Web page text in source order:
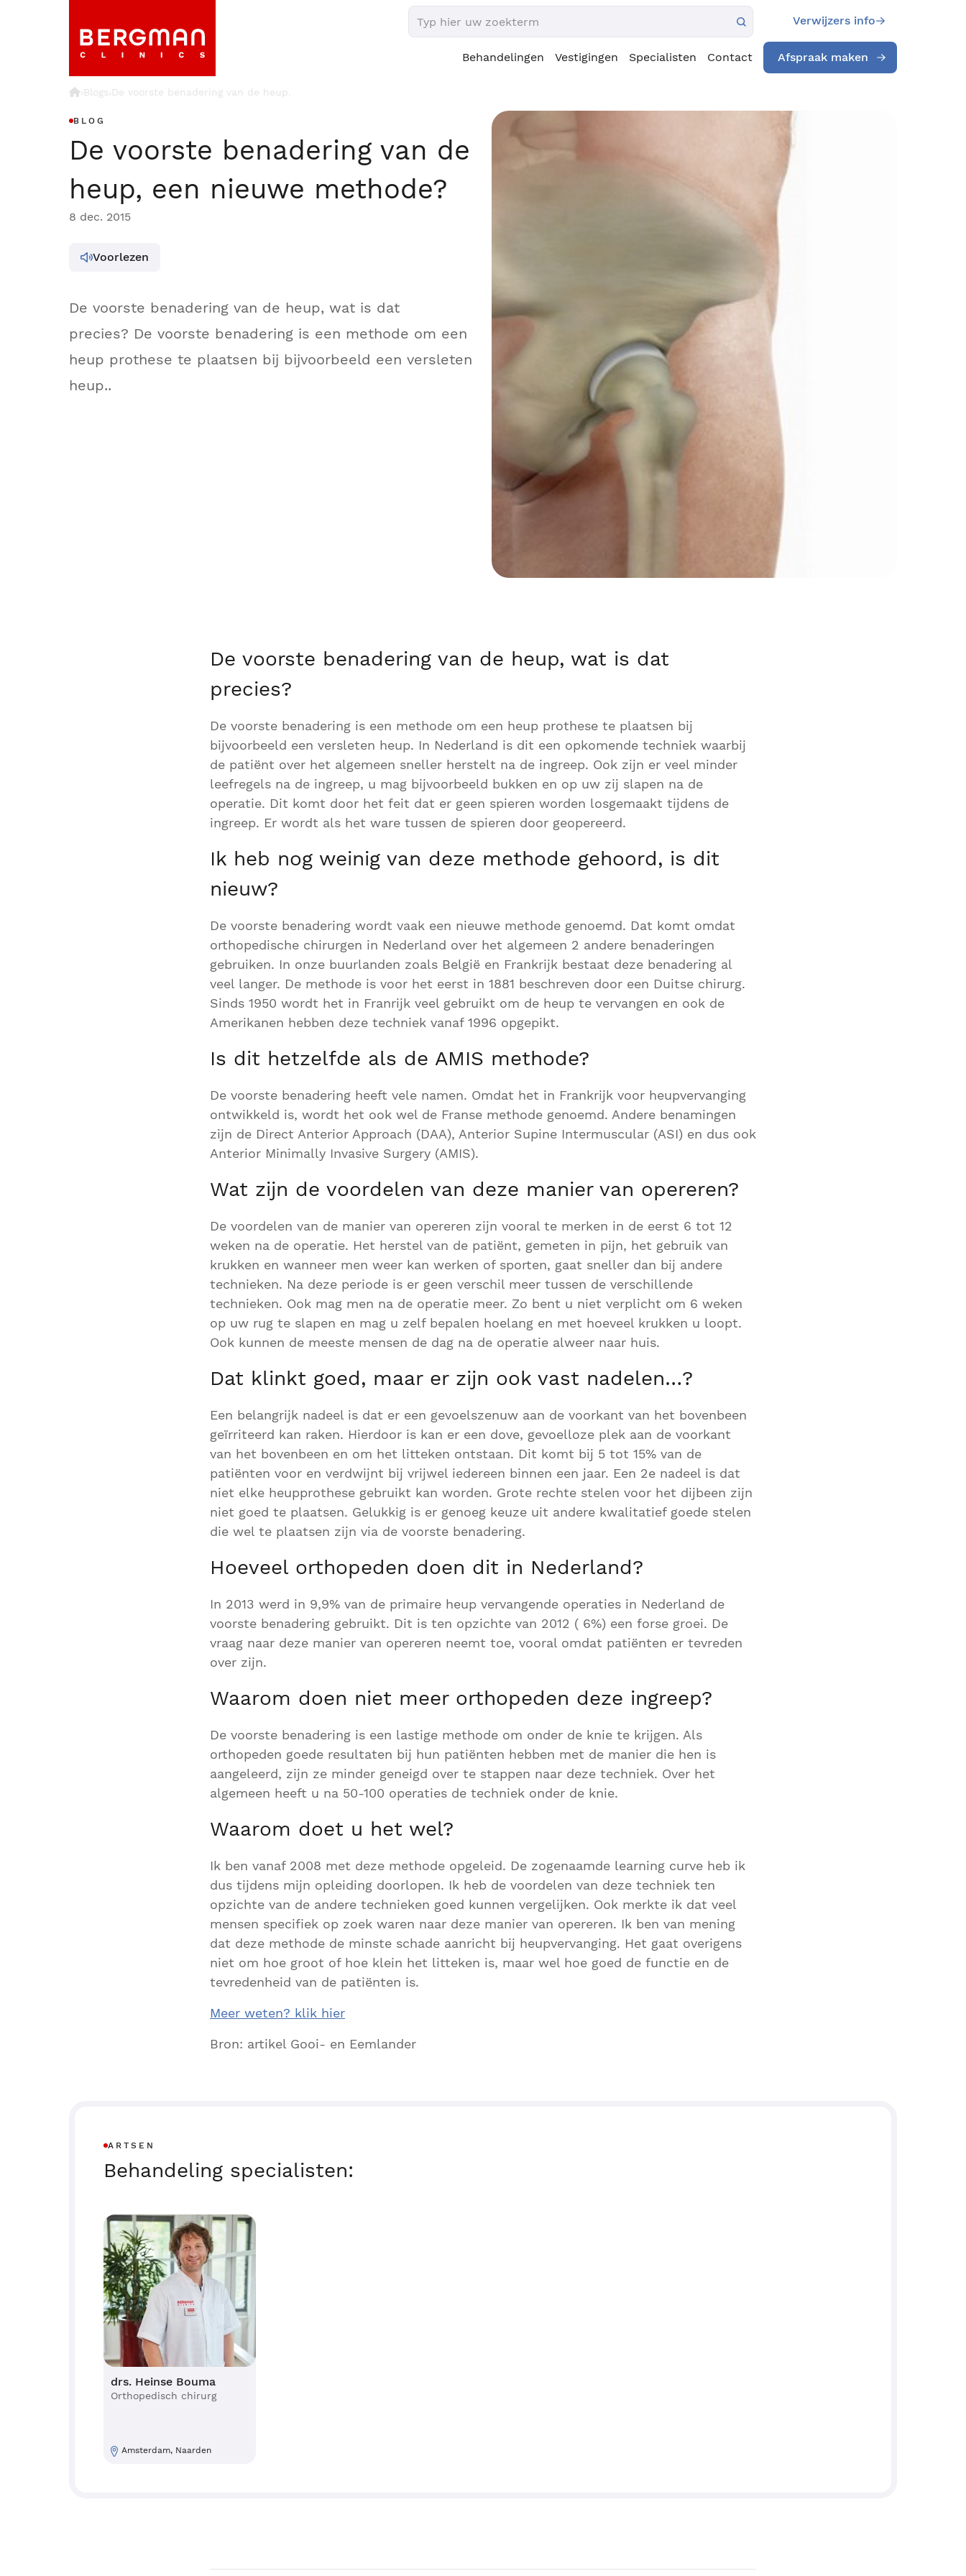
Verwijzers info
Behandelingen Vestigingen Specialisten Contact Afspraak maken
›Blogs›De voorste benadering van de heup.
BLOG
De voorste benadering van de
heup, een nieuwe methode?
8 dec. 2015
Voorlezen
De voorste benadering van de heup, wat is dat
precies? De voorste benadering is een methode om een
heup prothese te plaatsen bij bijvoorbeeld een versleten
heup..
De voorste benadering van de heup, wat is dat
precies?
De voorste benadering is een methode om een heup prothese te plaatsen bij
bijvoorbeeld een versleten heup. In Nederland is dit een opkomende techniek waarbij
de patiënt over het algemeen sneller herstelt na de ingreep. Ook zijn er veel minder
leefregels na de ingreep, u mag bijvoorbeeld bukken en op uw zij slapen na de
operatie. Dit komt door het feit dat er geen spieren worden losgemaakt tijdens de
ingreep. Er wordt als het ware tussen de spieren door geopereerd.
Ik heb nog weinig van deze methode gehoord, is dit
nieuw?
De voorste benadering wordt vaak een nieuwe methode genoemd. Dat komt omdat
orthopedische chirurgen in Nederland over het algemeen 2 andere benaderingen
gebruiken. In onze buurlanden zoals België en Frankrijk bestaat deze benadering al
veel langer. De methode is voor het eerst in 1881 beschreven door een Duitse chirurg.
Sinds 1950 wordt het in Franrijk veel gebruikt om de heup te vervangen en ook de
Amerikanen hebben deze techniek vanaf 1996 opgepikt.
Is dit hetzelfde als de AMIS methode?
De voorste benadering heeft vele namen. Omdat het in Frankrijk voor heupvervanging
ontwikkeld is, wordt het ook wel de Franse methode genoemd. Andere benamingen
zijn de Direct Anterior Approach (DAA), Anterior Supine Intermuscular (ASI) en dus ook
Anterior Minimally Invasive Surgery (AMIS).
Wat zijn de voordelen van deze manier van opereren?
De voordelen van de manier van opereren zijn vooral te merken in de eerst 6 tot 12
weken na de operatie. Het herstel van de patiënt, gemeten in pijn, het gebruik van
krukken en wanneer men weer kan werken of sporten, gaat sneller dan bij andere
technieken. Na deze periode is er geen verschil meer tussen de verschillende
technieken. Ook mag men na de operatie meer. Zo bent u niet verplicht om 6 weken
op uw rug te slapen en mag u zelf bepalen hoelang en met hoeveel krukken u loopt.
Ook kunnen de meeste mensen de dag na de operatie alweer naar huis.
Dat klinkt goed, maar er zijn ook vast nadelen…?
Een belangrijk nadeel is dat er een gevoelszenuw aan de voorkant van het bovenbeen
geïrriteerd kan raken. Hierdoor is kan er een dove, gevoelloze plek aan de voorkant
van het bovenbeen en om het litteken ontstaan. Dit komt bij 5 tot 15% van de
patiënten voor en verdwijnt bij vrijwel iedereen binnen een jaar. Een 2e nadeel is dat
niet elke heupprothese gebruikt kan worden. Grote rechte stelen voor het dijbeen zijn
niet goed te plaatsen. Gelukkig is er genoeg keuze uit andere kwalitatief goede stelen
die wel te plaatsen zijn via de voorste benadering.
Hoeveel orthopeden doen dit in Nederland?
In 2013 werd in 9,9% van de primaire heup vervangende operaties in Nederland de
voorste benadering gebruikt. Dit is ten opzichte van 2012 ( 6%) een forse groei. De
vraag naar deze manier van opereren neemt toe, vooral omdat patiënten er tevreden
over zijn.
Waarom doen niet meer orthopeden deze ingreep?
De voorste benadering is een lastige methode om onder de knie te krijgen. Als
orthopeden goede resultaten bij hun patiënten hebben met de manier die hen is
aangeleerd, zijn ze minder geneigd over te stappen naar deze techniek. Over het
algemeen heeft u na 50-100 operaties de techniek onder de knie.
Waarom doet u het wel?
Ik ben vanaf 2008 met deze methode opgeleid. De zogenaamde learning curve heb ik
dus tijdens mijn opleiding doorlopen. Ik heb de voordelen van deze techniek ten
opzichte van de andere technieken goed kunnen vergelijken. Ook merkte ik dat veel
mensen specifiek op zoek waren naar deze manier van opereren. Ik ben van mening
dat deze methode de minste schade aanricht bij heupvervanging. Het gaat overigens
niet om hoe groot of hoe klein het litteken is, maar wel hoe goed de functie en de
tevredenheid van de patiënten is.
Meer weten? klik hier
Bron: artikel Gooi- en Eemlander
ARTSEN
Behandeling specialisten:
drs. Heinse Bouma
Orthopedisch chirurg
Amsterdam, Naarden